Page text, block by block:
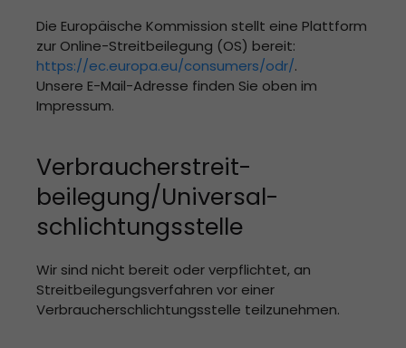
Die Europäische Kommission stellt eine Plattform
zur Online-Streitbeilegung (OS) bereit:
https://ec.europa.eu/consumers/odr/.
Unsere E-Mail-Adresse finden Sie oben im
Impressum.
Verbraucher­streit­
beilegung/Universal­
schlichtungs­stelle
Wir sind nicht bereit oder verpflichtet, an
Streitbeilegungsverfahren vor einer
Verbraucherschlichtungsstelle teilzunehmen.